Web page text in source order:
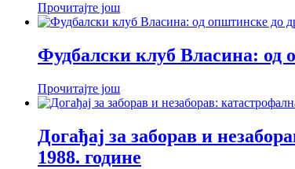
Прочитајте још
Фудбалски клуб Власина: од
Прочитајте још
Догађај за заборав и
1988. године